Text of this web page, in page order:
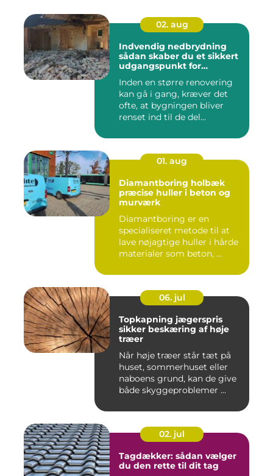
02. aug
Indvendig nedbrydning
sådan skaber du et sikkert
udgangspunkt for
Inden en større renovering
kan gå i gang, kræver det
ofte, at bygningen bliver
renset ind til de del...
01. aug
Diamantboring holbæk
præcise huller i beton og
murværk
Diamantboring er en
specialiseret metode til at
lave nøjagtige huller i hårde
materialer som beton, ...
06. jul
Topkapning jægerspris
sikker beskæring af høje
træer
Når høje træer står tæt på
huset, sommerhuset eller
naboens grund, kan de give
både skyggeproblemer ...
02. jul
Tagdækker: sådan vælger
du den rette til dit tag